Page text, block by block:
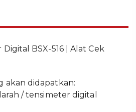
BSX-516 | Alat Cek
akan didapatkan:
/ tensimeter digital